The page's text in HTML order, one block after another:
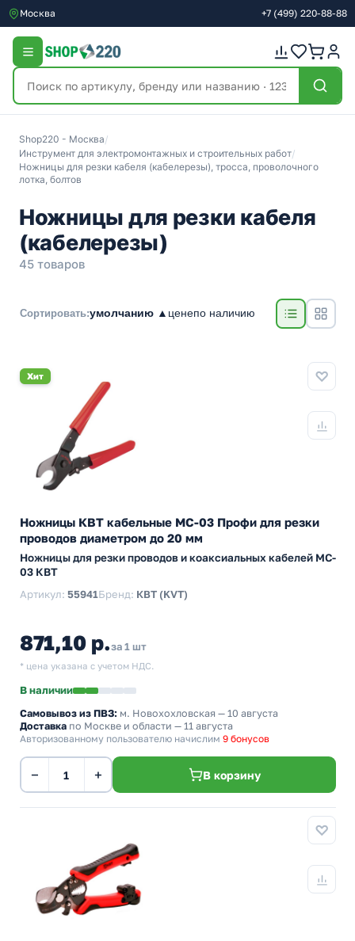
Москва +7 (499) 220-88-88
Shop220 - Москва/
Инструмент для электромонтажных и строительных работ/
Ножницы для резки кабеля (кабелерезы), тросса, проволочного
лотка, болтов
Ножницы для резки кабеля
(кабелерезы)
45 товаров
Сортировать:умолчанию ▲ ценепо наличию
Хит
Ножницы КВТ кабельные MC-03 Профи для резки
проводов диаметром до 20 мм
Ножницы для резки проводов и коаксиальных кабелей MC-
03 КВТ
Артикул: 55941Бренд: КВТ (KVT)
871,10 р.за 1 шт
* цена указана с учетом НДС.
В наличии
Самовывоз из ПВЗ: м. Новохохловская — 10 августа
Доставка по Москве и области — 11 августа
Авторизованному пользователю начислим 9 бонусов
− + В корзину